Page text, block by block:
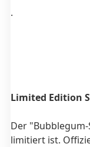
.
Limited Edition
Der
limitiert ist.